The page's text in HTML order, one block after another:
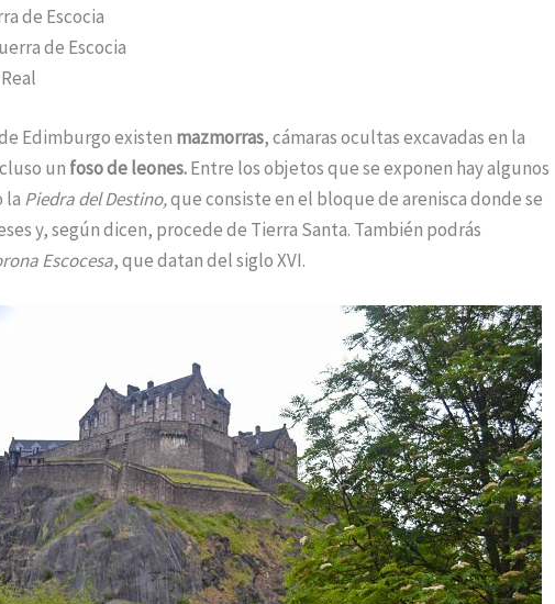
de Escocia
de Escocia
Edimburgo existen mazmorras, cámaras ocultas excavadas en la
un foso de leones.Entre los objetos que se exponen hay algunos
la Piedra del Destino,que consiste en el bloque de arenisca donde se
y, según dicen, procede de Tierra Santa. También podrás
Escocesa, que datan del siglo XVI.